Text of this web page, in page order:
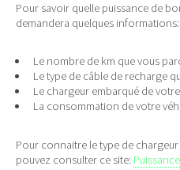
Pour savoir quelle puissance de
demandera quelques informations:
Le nombre de km que vous
Le type de câble de recharge
Le chargeur embarqué de
La consommation de votre
Pour connaitre le type de
pouvez consulter ce site: